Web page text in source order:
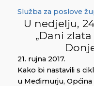
Služba za poslove
U nedjelju,
„Dani
21. rujna 2017.
Kako bi nastavili s
u Međimurju,